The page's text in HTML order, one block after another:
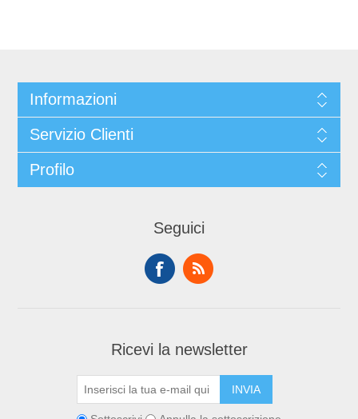
Informazioni
Servizio Clienti
Profilo
Seguici
Ricevi la newsletter